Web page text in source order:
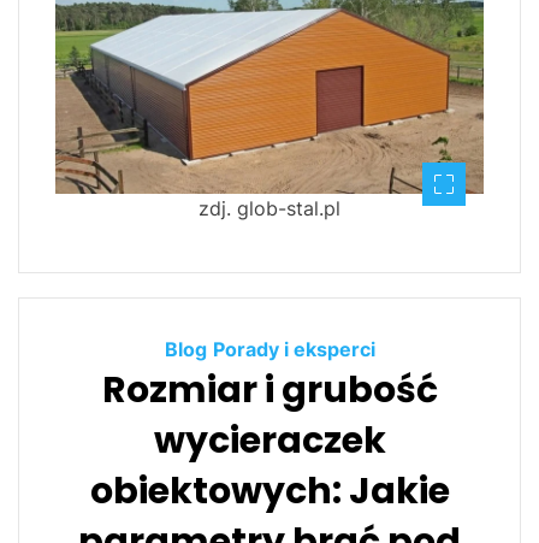
zdj. glob-stal.pl
Blog Porady i eksperci
Rozmiar i grubość
wycieraczek
obiektowych: Jakie